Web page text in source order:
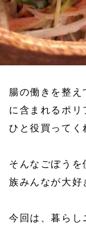
腸の働きを整え
に含まれるポリ
ひと役買ってく
そんなごぼうを
族みんなが大好
今回は、暮らし